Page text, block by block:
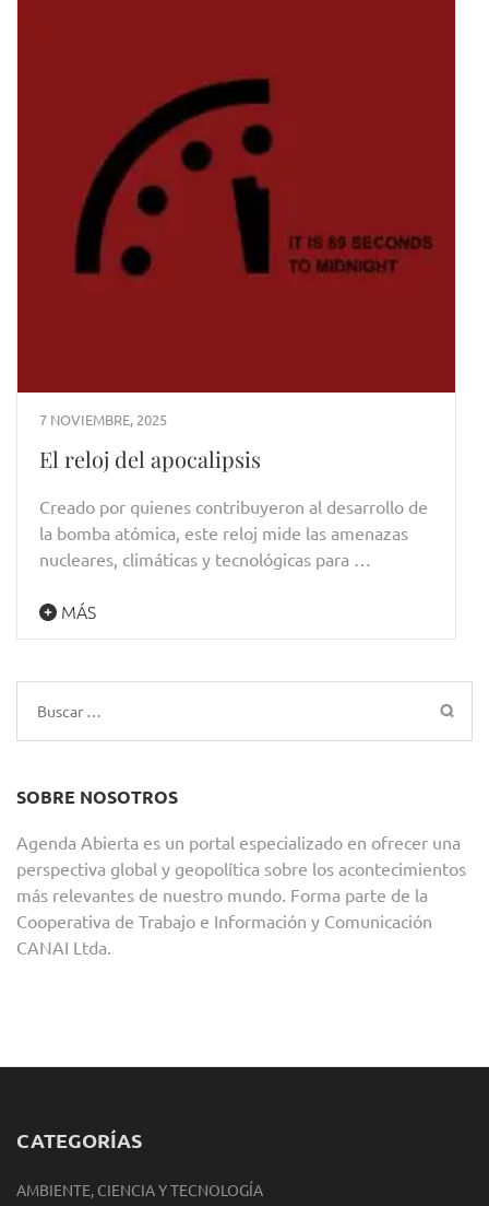
7 NOVIEMBRE, 2025
El reloj del apocalipsis
Creado por quienes contribuyeron al desarrollo de
la bomba atómica, este reloj mide las amenazas
nucleares, climáticas y tecnológicas para …
MÁS
Buscar:
SOBRE NOSOTROS
Agenda Abierta es un portal especializado en ofrecer una
perspectiva global y geopolítica sobre los acontecimientos
más relevantes de nuestro mundo. Forma parte de la
Cooperativa de Trabajo e Información y Comunicación
CANAI Ltda.
CATEGORÍAS
AMBIENTE, CIENCIA Y TECNOLOGÍA